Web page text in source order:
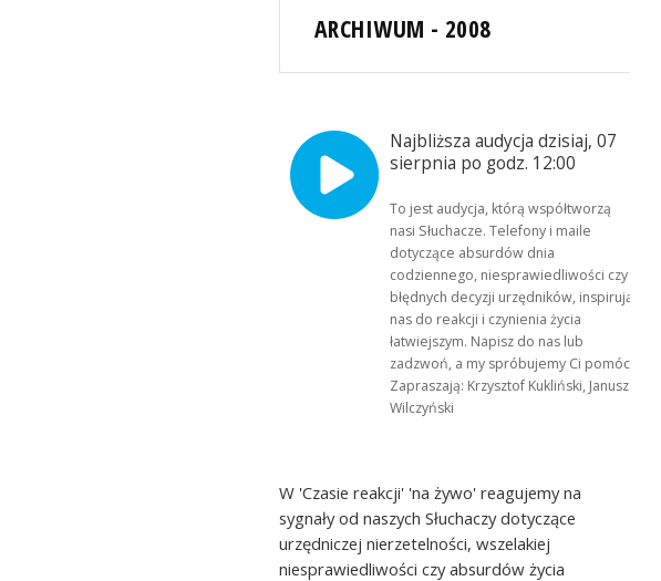
ARCHIWUM - 2008
Najbliższa audycja dzisiaj, 07
sierpnia po godz. 12:00
To jest audycja, którą współtworzą
nasi Słuchacze. Telefony i maile
dotyczące absurdów dnia
codziennego, niesprawiedliwości czy
błędnych decyzji urzędników, inspirują
nas do reakcji i czynienia życia
łatwiejszym. Napisz do nas lub
zadzwoń, a my spróbujemy Ci pomóc.
Zapraszają: Krzysztof Kukliński, Janusz
Wilczyński
W 'Czasie reakcji' 'na żywo' reagujemy na
sygnały od naszych Słuchaczy dotyczące
urzędniczej nierzetelności, wszelakiej
niesprawiedliwości czy absurdów życia